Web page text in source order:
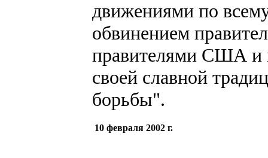
движениями по
обвинением
правителями США и
своей славной
борьбы".
10 февраля 2002 г.